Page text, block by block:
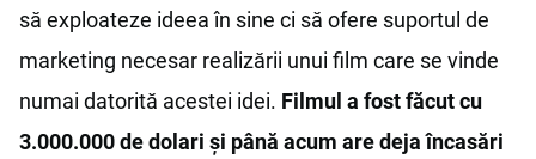
să exploateze ideea în sine ci să ofere suportul de
marketing necesar realizării unui film care se vinde
numai datorită acestei idei. Filmul a fost făcut cu
3.000.000 de dolari și până acum are deja încasări